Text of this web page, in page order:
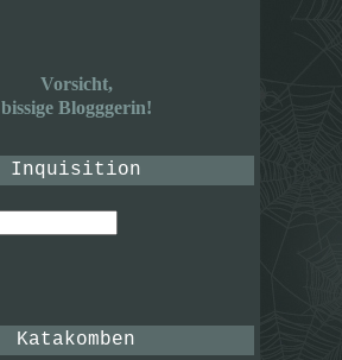
Vorsicht,
bissige Blogggerin!
Inquisition
Katakomben